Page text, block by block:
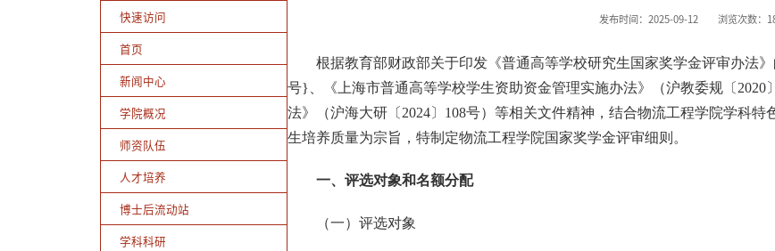
快速访问
首页
新闻中心
学院概况
师资队伍
人才培养
博士后流动站
学科科研
发布时间：2025-09-12 浏览次数：
根据教育部财政部关于印发《普通高等学校研究生国家奖学金评审办法
号} 、《上海市普通高等学校学生资助资金管理实施办法》（沪教委规〔 2020〕
法》（沪海大研〔 2024〕 108号）等相关文件精神，结合物流工程学院学科
生培养质量为宗旨，特制定物流工程学院国家奖学金评审细则。
一、评选对象和名额分配
（一）评选对象